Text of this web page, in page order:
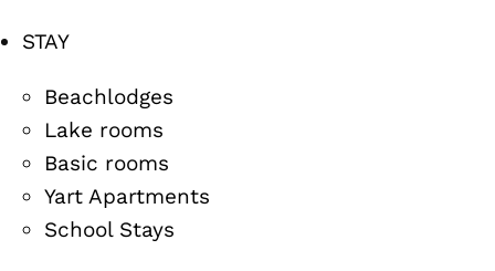
STAY
Beachlodges
Lake rooms
Basic rooms
Yart Apartments
School Stays